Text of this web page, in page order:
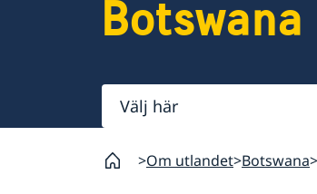
Botswana
Välj
här
Om utlandet Botswana